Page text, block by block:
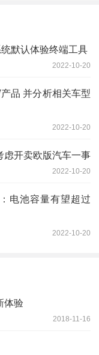
默认体验终端工具
2022-10-20
品 并分析相关车型
2022-10-20
虑开卖欧版汽车一事
2022-10-20
电池容量有望超过
2022-10-20
体验
2018-11-16